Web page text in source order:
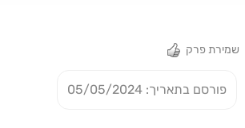
שמירת פרק
פורסם בתאריך: 05/05/2024